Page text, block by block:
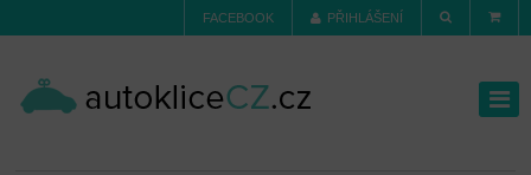
FACEBOOK PŘIHLÁŠENÍ